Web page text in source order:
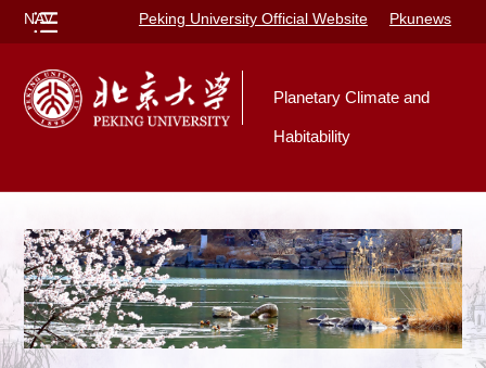
NAV Pkunews
Peking University Official Website
Planetary Climate and
Habitability